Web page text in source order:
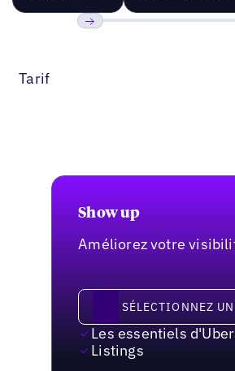
Tarif
Show up
Améliorez votre
Sélectionnez un plan
SÉLECTIONNEZ
Les essentiels
Listings